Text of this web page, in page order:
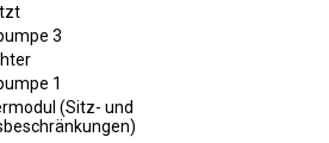
3
1
(Sitz- und